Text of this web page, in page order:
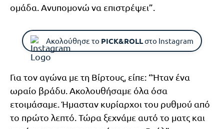
ομάδα. Ανυπομονώ να επιστρέψει”.
Ακολούθησε το PICK&ROLLστο Instagram
Για τον αγώνα με τη Βίρτους, είπε: “Ήταν ένα
ωραίο βράδυ. Ακολουθήσαμε όλα όσα
ετοιμάσαμε. Ήμασταν κυρίαρχοι του ρυθμού από
το πρώτο λεπτό. Τώρα ξεχνάμε αυτό το ματς και